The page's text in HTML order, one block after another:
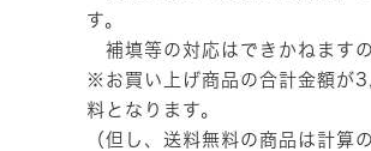
す。
補填等の対応はできかねます
※お買い上げ商品の合計金額が
料となります。
（但し、送料無料の商品は計算